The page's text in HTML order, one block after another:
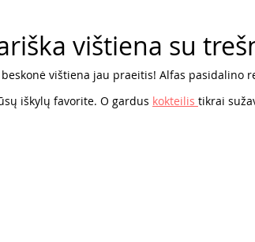
vištiena su
vištiena jau praeitis! Alfas pasidalino
iškylų favorite. O gardus kokteilis tikrai